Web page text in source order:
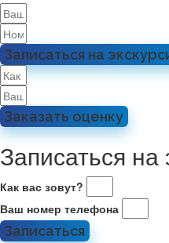
Записаться на
Заказать оценку
Записаться на
Как вас зовут?
Ваш номер телефона
Записаться